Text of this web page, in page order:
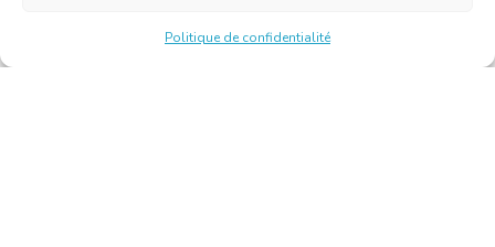
Politique de confidentialité